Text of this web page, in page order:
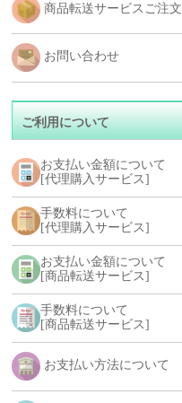
商品転送サービスご注文
お問い合わせ
ご利用について
お支払い金額について
[代理購入サービス]
手数料について
[代理購入サービス]
お支払い金額について
[商品転送サービス]
手数料について
[商品転送サービス]
お支払い方法について